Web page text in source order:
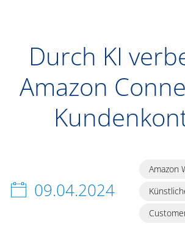
Durch KI
Amazon
09.04.2024
Amazon